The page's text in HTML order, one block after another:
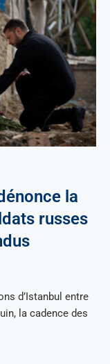
la
russes
d’Istanbul entre
la cadence des